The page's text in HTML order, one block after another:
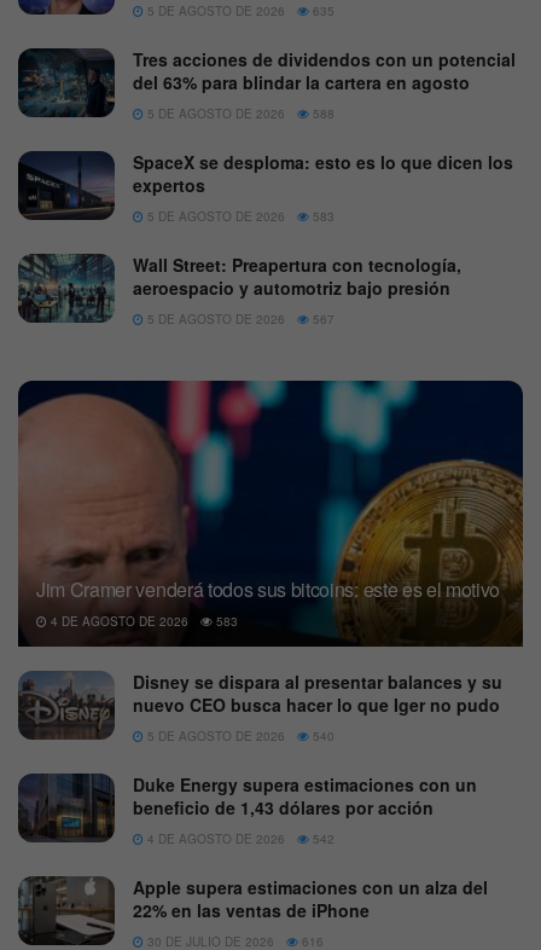
5 DE AGOSTO DE 2026 635
Tres acciones de dividendos con un potencial
del 63% para blindar la cartera en agosto
5 DE AGOSTO DE 2026 588
SpaceX se desploma: esto es lo que dicen los
expertos
5 DE AGOSTO DE 2026 583
Wall Street: Preapertura con tecnología,
aeroespacio y automotriz bajo presión
5 DE AGOSTO DE 2026 567
Jim Cramer venderá todos sus bitcoins: este es el motivo
4 DE AGOSTO DE 2026 583
Disney se dispara al presentar balances y su
nuevo CEO busca hacer lo que Iger no pudo
5 DE AGOSTO DE 2026 540
Duke Energy supera estimaciones con un
beneficio de 1,43 dólares por acción
4 DE AGOSTO DE 2026 542
Apple supera estimaciones con un alza del
22% en las ventas de iPhone
30 DE JULIO DE 2026 616